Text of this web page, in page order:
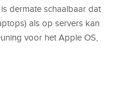
dermate schaalbaar dat
als op servers kan
voor het Apple OS,